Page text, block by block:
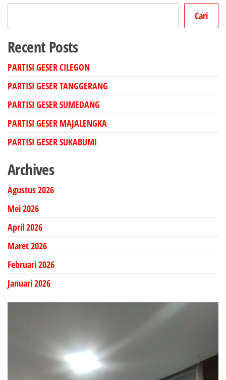
Cari
Recent Posts
PARTISI GESER CILEGON
PARTISI GESER TANGGERANG
PARTISI GESER SUMEDANG
PARTISI GESER MAJALENGKA
PARTISI GESER SUKABUMI
Archives
Agustus 2026
Mei 2026
April 2026
Maret 2026
Februari 2026
Januari 2026